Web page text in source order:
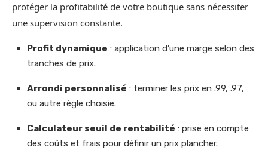
protéger la profitabilité de votre boutique sans nécessiter
une supervision constante.
Profit dynamique : application d’une marge selon des
tranches de prix.
Arrondi personnalisé : terminer les prix en .99, .97,
ou autre règle choisie.
Calculateur seuil de rentabilité : prise en compte
des coûts et frais pour définir un prix plancher.